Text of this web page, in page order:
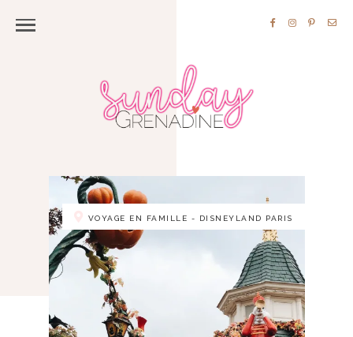
VOYAGE EN FAMILLE - DISNEYLAND PARIS